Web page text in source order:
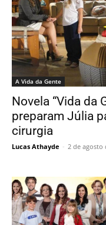
A Vida da Gente
Novela “Vida da
preparam Júlia
cirurgia
Lucas Athayde - 2 de agosto